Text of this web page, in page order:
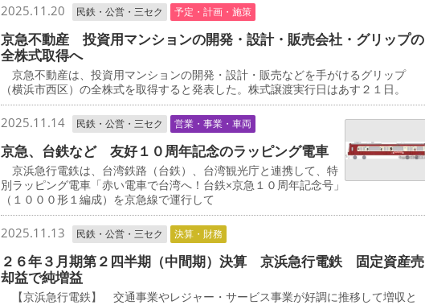
2025.11.20 民鉄・公営・三セク 予定・計画・施策
京急不動産 投資用マンションの開発・設計・販売会社・グリップの
全株式取得へ
京急不動産は、投資用マンションの開発・設計・販売などを手がけるグリップ
（横浜市西区）の全株式を取得すると発表した。株式譲渡実行日はあす２１日。
2025.11.14 民鉄・公営・三セク 営業・事業・車両
京急、台鉄など 友好１０周年記念のラッピング電車
京浜急行電鉄は、台湾鉄路（台鉄）、台湾観光庁と連携して、特
別ラッピング電車「赤い電車で台湾へ！台鉄×京急１０周年記念号」
（１０００形１編成）を京急線で運行して
2025.11.13 民鉄・公営・三セク 決算・財務
２６年３月期第２四半期（中間期）決算 京浜急行電鉄 固定資産売
却益で純増益
【京浜急行電鉄】 交通事業やレジャー・サービス事業が好調に推移して増収と